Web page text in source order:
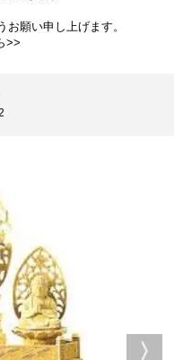
お願い申し上げます。
>>